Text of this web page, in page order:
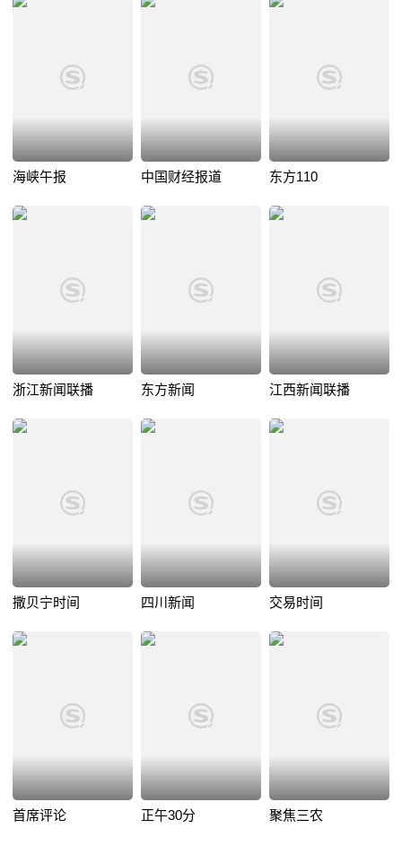
海峡午报 中国财经报道 东方110
浙江新闻联播 东方新闻 江西新闻联播
撒贝宁时间 四川新闻 交易时间
首席评论 正午30分 聚焦三农